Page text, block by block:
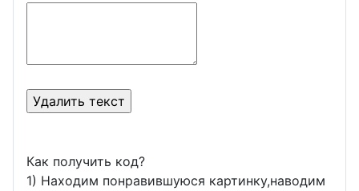
Как получить код?
1) Находим понравившуюся картинку,наводим